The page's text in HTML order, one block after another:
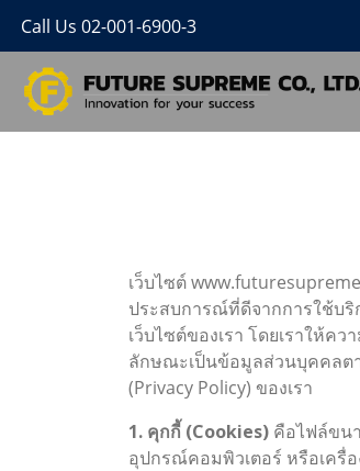
Call Us 02-001-6900-3
เว็บไซต์
ประสบการณ์ที่ดีจากการใช้บ
เว็บไซต์ของเรา โดยเราให้
ลักษณะเป็นข้อมูลส่วนบุคคลต
(Privacy Policy) ของเรา
1. คุกกี้ (Cookies) คือไฟล์ขน
อุปกรณ์คอมพิวเตอร์ หรือเครื่